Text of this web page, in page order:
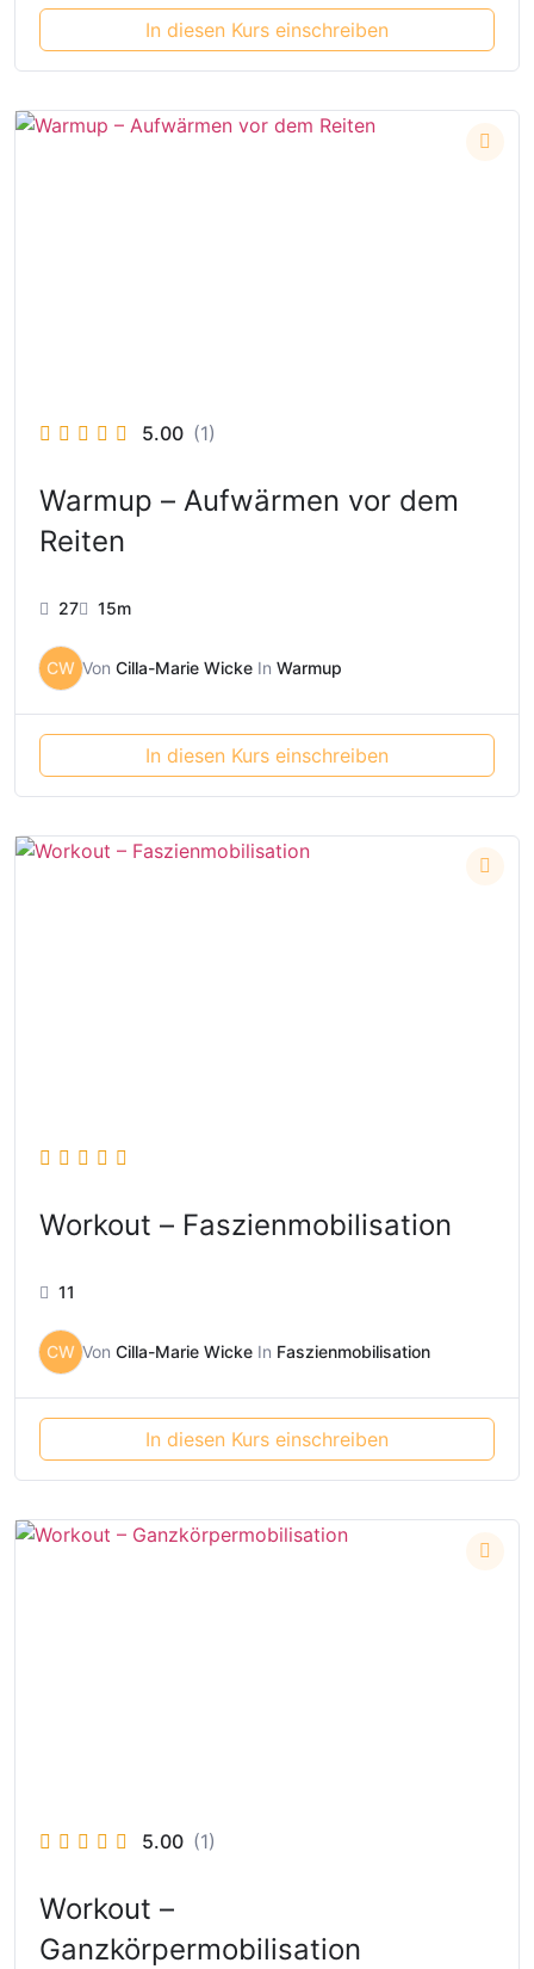
In diesen Kurs einschreiben
5.00 (1)
Warmup – Aufwärmen vor dem
Reiten
27 15m
CW Von Cilla-Marie Wicke In Warmup
In diesen Kurs einschreiben
Workout – Faszienmobilisation
11
CW Von Cilla-Marie Wicke In Faszienmobilisation
In diesen Kurs einschreiben
5.00 (1)
Workout –
Ganzkörpermobilisation